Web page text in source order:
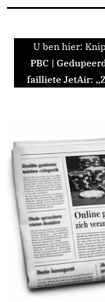
U ben hier:
PBC |
failliete JetAir: